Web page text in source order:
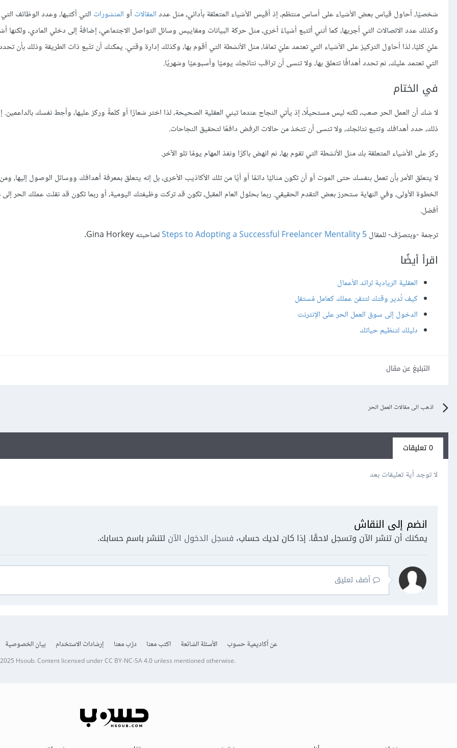
شخصيًا، أحاول قياس بعض الأشياء على أساس منتظم، إذ أقيس الأشياء المتعلقة بأدائي، مثل عددالمقالات أوالمنشورات التي أكتبها، وعدد الوظائف التي
وكذلك عدد الاتصالات التي أجريها، كما أنني أتتبع أشياءً أخرى، مثل حركة البيانات ومقاييس وسائل التواصل الاجتماعي، إضافةً إلى دخلي المادي، ولكنها
عليّ كليًا، لذا أحاول التركيز على الأشياء التي تعتمد عليّ تمامًا، مثل الأنشطة التي أقوم بها، وكذلك إدارة وقتي. يمكنك أن تتّبع ذات الطريقة وذلك بأن
التي تعتمد عليك، ثم تحدد أهدافًا تتعلق بها، ولا تنسى أن تراقب نتائجك يوميًا وأسبوعيًا وشهريًا.
في الختام
لا شك أن العمل الحر صعب، لكنه ليس مستحيلًا، إذ يأتي النجاح عندما تبني العقلية الصحيحة، لذا اختر شعارًا أو كلمةً وركز عليها، وأحِط نفسك بالداعمين.
ذلك، حدد أهدافك وتتبع نتائجك، ولا تنسى أن تتخذ من حالات الرفض دافعًا لتحقيق النجاحات.
ركز على الأشياء المتعلقة بك مثل الأنشطة التي تقوم بها، ثم انهض باكرًا ونفذ المهام يومًا تلو الآخر.
لا يتعلق الأمر بأن تعمل بنفسك حتى الموت أو أن تكون مثاليًا دائمًا أو أيًا من تلك الأكاذيب الأخرى، بل إنه يتعلق بمعرفة أهدافك ووسائل الوصول إليها،
الخطوة الأولى، وفي النهاية ستحرز بعض التقدم الحقيقي. ربما بحلول العام المقبل، تكون قد تركت وظيفتك اليومية، أو ربما تكون قد نقلت عملك الحر
أفضل.
ترجمة -وبتصرّف- للمقال5 Steps to Adopting a Successful Freelancer Mentality لصاحبته Gina Horkey.
اقرأ أيضًا
العقلية الريادية لرائد الأعمال
كيف تُدير وقتك لتتقن عملك كعامل مُستقل
الدخول إلى سوق العمل الحر على الإنترنت
دليلك لتنظيم حياتك
التبليغ عن مقال
اذهب الى مقالات العمل الحر
0 تعليقات
لا توجد أية تعليقات بعد
انضم إلى النقاش
يمكنك أن تنشر الآن وتسجل لاحقًا. إذا كان لديك حساب، فسجل الدخول الآن لتنشر باسم حسابك.
أضف تعليق
عن أكاديمية حسوب الأسئلة الشائعة اكتب معنا درّب معنا إرشادات الاستخدام بيان الخصوصية
Hsoub.Content licensed underCC BY-NC-SA 4.0unless mentioned otherwise.